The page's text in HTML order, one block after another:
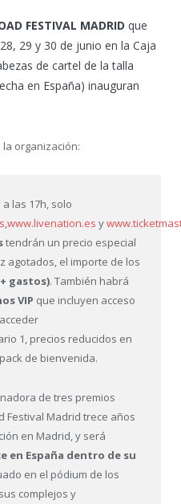
FESTIVAL MADRID que
29 y 30 de junio en la Caja
de cartel de la talla
en España) inauguran
organización:
las 17h, solo
,www.livenation.es y
tendrán un precio especial
agotados, el importe de los
gastos). También habrá
VIP que incluyen acceso
1, precios reducidos en
de bienvenida.
de tres premios
Festival Madrid trece años
en Madrid, y será
en España dentro de su
en el pódium de los
complejos y